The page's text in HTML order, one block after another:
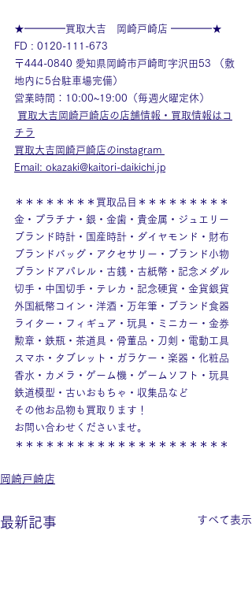
★━━━━買取大吉　岡崎戸崎店 ━━━━★
FD : 0120-111-673
〒444-0840 愛知県岡崎市戸崎町字沢田53 （敷
地内に5台駐車場完備）
営業時間：10:00~19:00（毎週火曜定休）
買取大吉岡崎戸崎店の店舗情報・買取情報はコ
チラ
買取大吉岡崎戸崎店のinstagram
Email: okazaki@kaitori-daikichi.jp
＊＊＊＊＊＊＊＊買取品目＊＊＊＊＊＊＊＊＊
金・プラチナ・銀・金歯・貴金属・ジュエリー
ブランド時計・国産時計・ダイヤモンド・財布
ブランドバッグ・アクセサリー・ブランド小物
ブランドアパレル・古銭・古紙幣・記念メダル
切手・中国切手・テレカ・記念硬貨・金貨銀貨
外国紙幣コイン・洋酒・万年筆・ブランド食器
ライター・フィギュア・玩具・ミニカー・金券
勲章・鉄瓶・茶道具・骨董品・刀剣・電動工具
スマホ・タブレット・ガラケー・楽器・化粧品
香水・カメラ・ゲーム機・ゲームソフト・玩具
鉄道模型・古いおもちゃ・収集品など
その他お品物も買取ります！
お問い合わせくださいませ。
＊＊＊＊＊＊＊＊＊＊＊＊＊＊＊＊＊＊＊＊＊
岡崎戸崎店
最新記事 すべて表示